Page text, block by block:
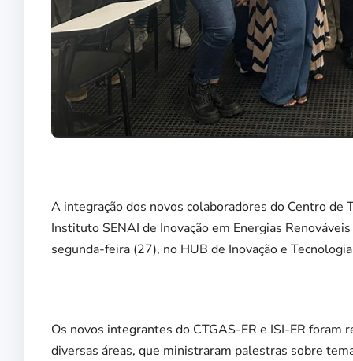
A integração dos novos colaboradores do Centro de
Instituto SENAI de Inovação em Energias
segunda-feira (27), no HUB de Inovação e
Os novos integrantes do CTGAS-ER e ISI-ER
diversas áreas, que ministraram palestras sobre